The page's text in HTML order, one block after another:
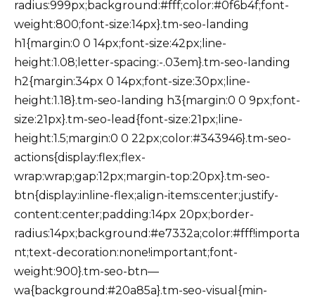
radius:999px;background:#fff;color:#0f6b4f;font-
weight:800;font-size:14px}.tm-seo-landing
h1{margin:0 0 14px;font-size:42px;line-
height:1.08;letter-spacing:-.03em}.tm-seo-landing
h2{margin:34px 0 14px;font-size:30px;line-
height:1.18}.tm-seo-landing h3{margin:0 0 9px;font-
size:21px}.tm-seo-lead{font-size:21px;line-
height:1.5;margin:0 0 22px;color:#343946}.tm-seo-
actions{display:flex;flex-
wrap:wrap;gap:12px;margin-top:20px}.tm-seo-
btn{display:inline-flex;align-items:center;justify-
content:center;padding:14px 20px;border-
radius:14px;background:#e7332a;color:#fff!importa
nt;text-decoration:none!important;font-
weight:900}.tm-seo-btn—
wa{background:#20a85a}.tm-seo-visual{min-